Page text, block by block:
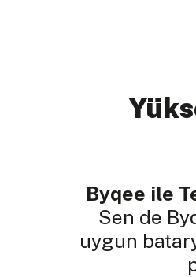
Byqee ile
Sen de
uygun